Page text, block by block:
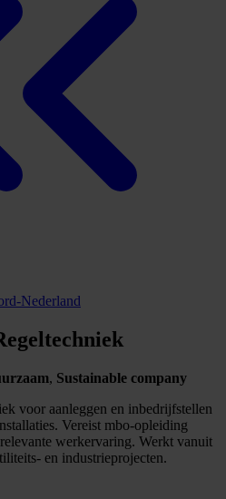
Nederland
, Sustainable company
voor aanleggen en inbedrijfstellen
Vereist mbo-opleiding
werkervaring. Werkt vanuit
en industrieprojecten.